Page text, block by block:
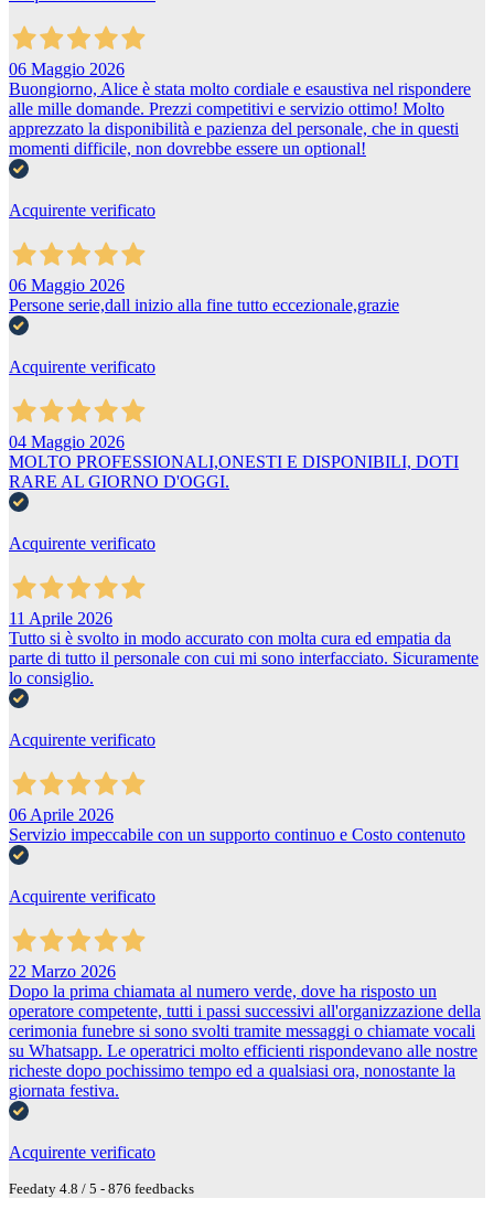
06 Maggio 2026
Buongiorno, Alice è stata molto cordiale e esaustiva nel rispondere
alle mille domande. Prezzi competitivi e servizio ottimo! Molto
apprezzato la disponibilità e pazienza del personale, che in questi
momenti difficile, non dovrebbe essere un optional!
Acquirente verificato
06 Maggio 2026
Persone serie,dall inizio alla fine tutto eccezionale,grazie
Acquirente verificato
04 Maggio 2026
MOLTO PROFESSIONALI,ONESTI E DISPONIBILI, DOTI
RARE AL GIORNO D'OGGI.
Acquirente verificato
11 Aprile 2026
Tutto si è svolto in modo accurato con molta cura ed empatia da
parte di tutto il personale con cui mi sono interfacciato. Sicuramente
lo consiglio.
Acquirente verificato
06 Aprile 2026
Servizio impeccabile con un supporto continuo e Costo contenuto
Acquirente verificato
22 Marzo 2026
Dopo la prima chiamata al numero verde, dove ha risposto un
operatore competente, tutti i passi successivi all'organizzazione della
cerimonia funebre si sono svolti tramite messaggi o chiamate vocali
su Whatsapp. Le operatrici molto efficienti rispondevano alle nostre
richeste dopo pochissimo tempo ed a qualsiasi ora, nonostante la
giornata festiva.
Acquirente verificato
Feedaty 4.8 / 5 - 876 feedbacks